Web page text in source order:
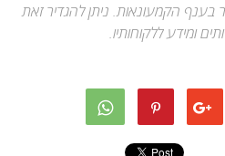
בענף הקמעונאות. ניתן להגדיר זאת
ומידע ללקוחותיו.